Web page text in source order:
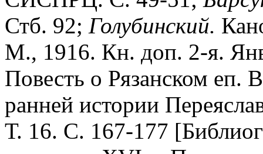
Стб. 92; Голубинский.
М., 1916. Кн. доп. 2-я.
Повесть о Рязанском еп.
ранней истории
Т. 16. С. 167-177